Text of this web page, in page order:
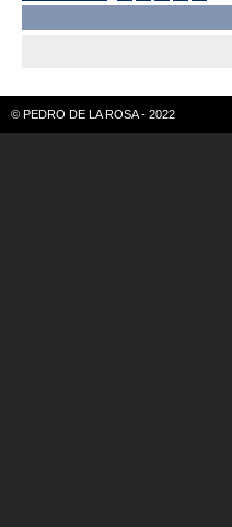
© PEDRO DE LA ROSA - 2022